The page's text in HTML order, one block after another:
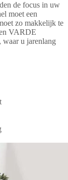
de focus in uw
moet een
zo makkelijk te
VARDE
u jarenlang